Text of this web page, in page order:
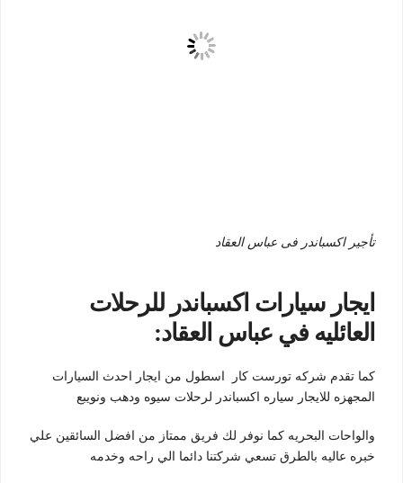
تأجير اكسباندر فى عباس العقاد
ايجار سيارات اكسباندر للرحلات
العائليه في عباس العقاد:
كما تقدم شركه تورست كار اسطول من ايجار احدث السيارات
المجهزه للايجار سياره اكسباندر لرحلات سيوه ودهب ونويبع
والواحات البحريه كما نوفر لك فريق ممتاز من افضل السائقين علي
خبره عاليه بالطرق تسعي شركتنا دائما الي راحه وخدمه